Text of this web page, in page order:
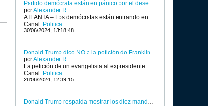
Partido demócrata están en pánico por el desempeño inestable de Biden en el debate
porAlexander R
ATLANTA – Los demócratas están entrando en pánico por el desempeño inestable del presidente Biden en el histórico debate de anoche con el expresidente Trump. Algunos incluso piden que Biden sea reemplazado como candidato.
Canal: Politica
30/06/2024, 13:18:48
Donald Trump dice NO a la petición de Franklin Graham para dejar de maldecir durante los discursos
porAlexander R
La petición de un evangelista al expresidente Donald Trump parece ser una petición demasiado grande para la estrella de reality shows convertida en político. El candidato presidencial republicano dijo a una multitud reunida en Filadelfia el sábado que niega la sugerencia del reverendo Franklin Graham de que evite utilizar el lenguaje maldiciente durante sus discursos, esencialmente porque hace que sus discursos sean menos interesantes. En un clip compartido en X, Trump elogió a Graham como u...
Canal: Politica
28/06/2024, 12:39:15
Donald Trump respalda mostrar los diez mandamientos en escuelas y pide a evangélicos que voten en noviembre